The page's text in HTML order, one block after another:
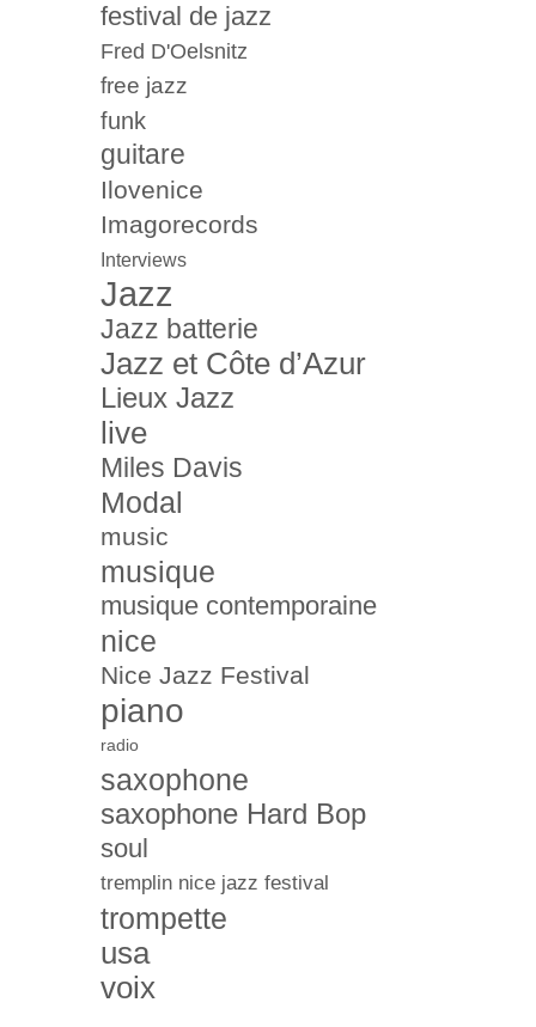
festival de jazz
Fred D'Oelsnitz
free jazz
funk
guitare
Ilovenice
Imagorecords
Interviews
Jazz
Jazz batterie
Jazz et Côte d’Azur
Lieux Jazz
live
Miles Davis
Modal
music
musique
musique contemporaine
nice
Nice Jazz Festival
piano
radio
saxophone
saxophone Hard Bop
soul
tremplin nice jazz festival
trompette
usa
voix